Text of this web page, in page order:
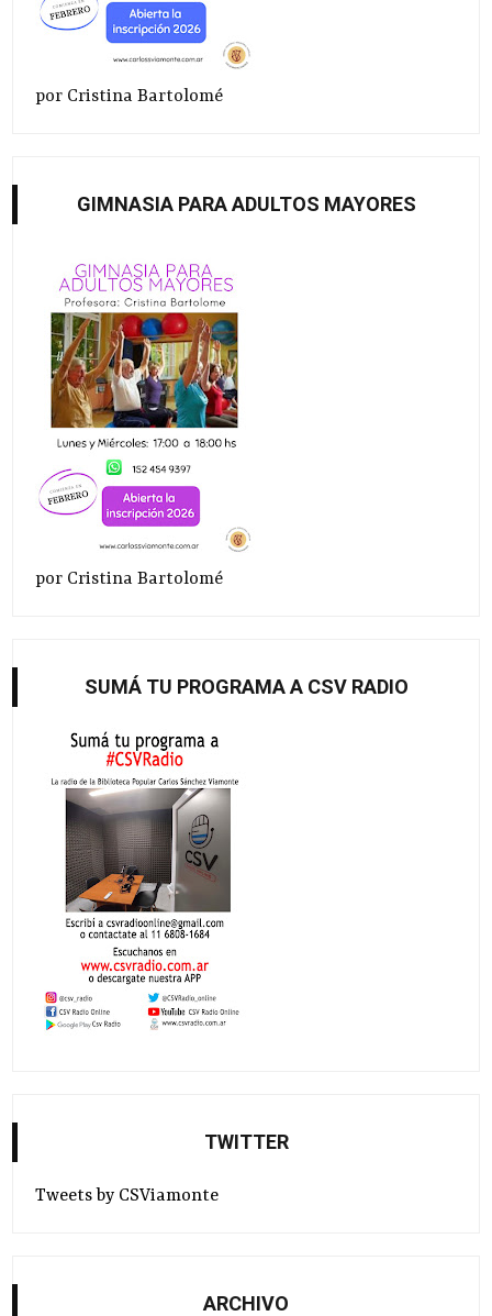
por Cristina Bartolomé
GIMNASIA PARA ADULTOS MAYORES
por Cristina Bartolomé
SUMÁ TU PROGRAMA A CSV RADIO
TWITTER
Tweets by CSViamonte
ARCHIVO